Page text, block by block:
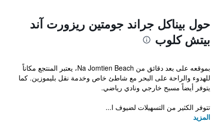
حول بيناكل جراند جومتين ريزورت آند
بيتش كلوب
بموقعه على بعد دقائق من Na Jomtien Beach، يعتبر المنتجع مكاناً
للهدوء والراحة على البحر مع شاطئ خاص وخدمة نقل بليموزين. كما
يتوفر أيضاً مسبح خارجي ونادي رياضي.
تتوفر الكثير من التسهيلات لضيوف ا...
المزيد